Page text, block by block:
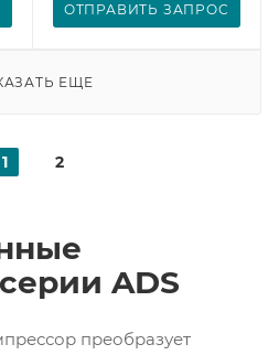
ОТПРАВИТЬ ЗАПРОС
ЕЩЕ
1 2
ADS
преобразует